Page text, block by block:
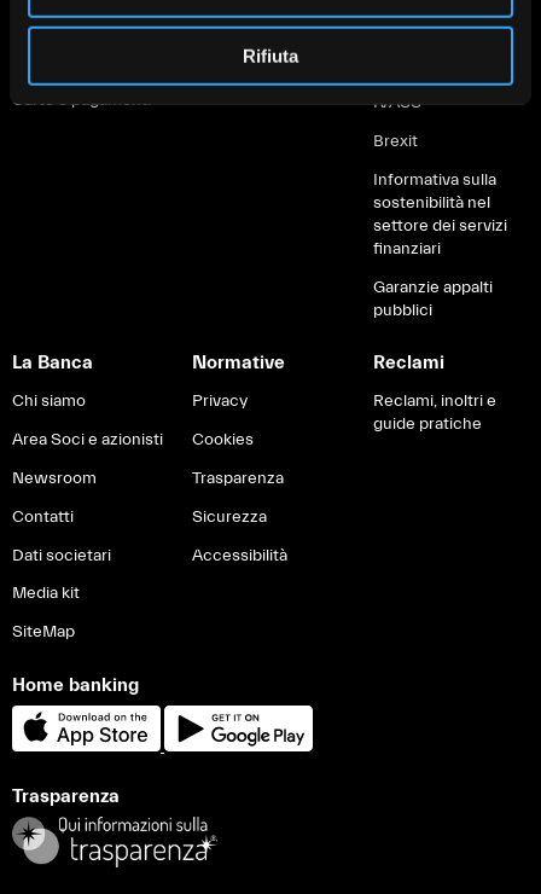
Rifiuta
Soluzioni green
Carte e pagamenti
Servizi digitali
Servizi di
pagamento
La Banca
Chi siamo
Area Soci e azionisti
Newsroom
Contatti
Dati societari
Media kit
SiteMap
Normative
Privacy
Cookies
Trasparenza
Sicurezza
Accessibilità
Reclami
Reclami, inoltri e
guide pratiche
cliente
IVASS
Brexit
Informativa sulla
sostenibilità nel
settore dei servizi
finanziari
Garanzie appalti
pubblici
Home banking
Trasparenza